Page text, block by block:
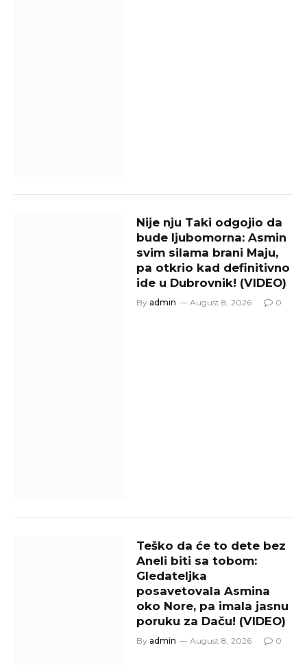
Nije nju Taki odgojio da
bude ljubomorna: Asmin
svim silama brani Maju,
pa otkrio kad definitivno
ide u Dubrovnik! (VIDEO)
By admin August 8, 2026 0
Teško da će to dete bez
Aneli biti sa tobom:
Gledateljka
posavetovala Asmina
oko Nore, pa imala jasnu
poruku za Daču! (VIDEO)
By admin August 8, 2026 0